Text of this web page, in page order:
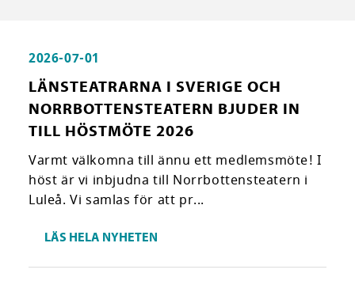
2026-07-01
LÄNSTEATRARNA I SVERIGE OCH
NORRBOTTENSTEATERN BJUDER IN
TILL HÖSTMÖTE 2026
Varmt välkomna till ännu ett medlemsmöte! I
höst är vi inbjudna till Norrbottensteatern i
Luleå. Vi samlas för att pr...
LÄS HELA NYHETEN